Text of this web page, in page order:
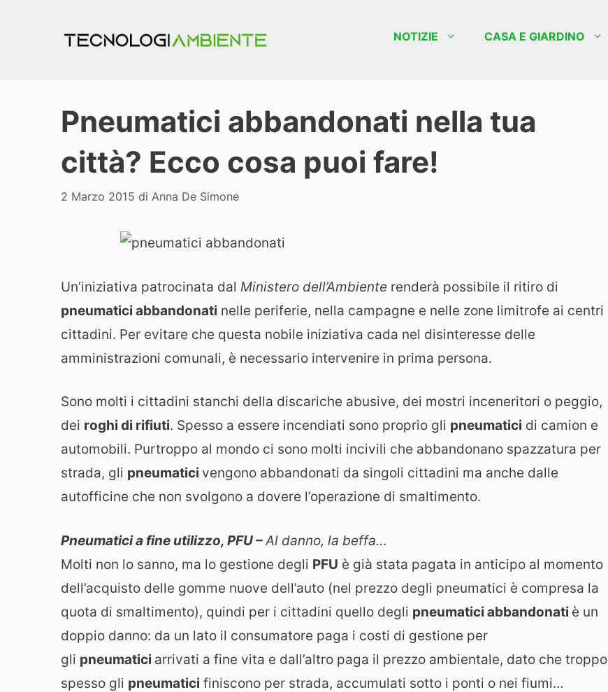
NOTIZIE CASA E GIARDINO
Pneumatici abbandonati nella tua
città? Ecco cosa puoi fare!
2 Marzo 2015 di Anna De Simone
Un’iniziativa patrocinata dal Ministero dell’Ambiente renderà possibile il ritiro di
pneumatici abbandonati nelle periferie, nella campagne e nelle zone limitrofe ai centri
cittadini. Per evitare che questa nobile iniziativa cada nel disinteresse delle
amministrazioni comunali, è necessario intervenire in prima persona.
Sono molti i cittadini stanchi della discariche abusive, dei mostri inceneritori o peggio,
dei roghi di rifiuti. Spesso a essere incendiati sono proprio gli pneumatici di camion e
automobili. Purtroppo al mondo ci sono molti incivili che abbandonano spazzatura per
strada, gli pneumatici vengono abbandonati da singoli cittadini ma anche dalle
autofficine che non svolgono a dovere l’operazione di smaltimento.
Pneumatici a fine utilizzo, PFU –Al danno, la beffa...
Molti non lo sanno, ma lo gestione degli PFU è già stata pagata in anticipo al momento
dell’acquisto delle gomme nuove dell’auto (nel prezzo degli pneumatici è compresa la
quota di smaltimento), quindi per i cittadini quello degli pneumatici abbandonati è un
doppio danno: da un lato il consumatore paga i costi di gestione per
gli pneumatici arrivati a fine vita e dall’altro paga il prezzo ambientale, dato che troppo
spesso gli pneumatici finiscono per strada, accumulati sotto i ponti o nei fiumi…